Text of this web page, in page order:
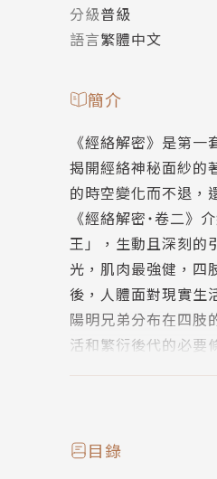
分級普級
語言繁體中文
簡介
《經絡解密》是第
揭開經絡神秘面紗的
的時空變化而不退，
《經絡解密˙卷二》
王」，生動且深刻的
光，肌肉最強健，四
後，人體面對現實生
陽明兄弟分布在四肢
活和繁衍後代的必要
良好的腸胃機能就
的問題。俗語說：
目錄